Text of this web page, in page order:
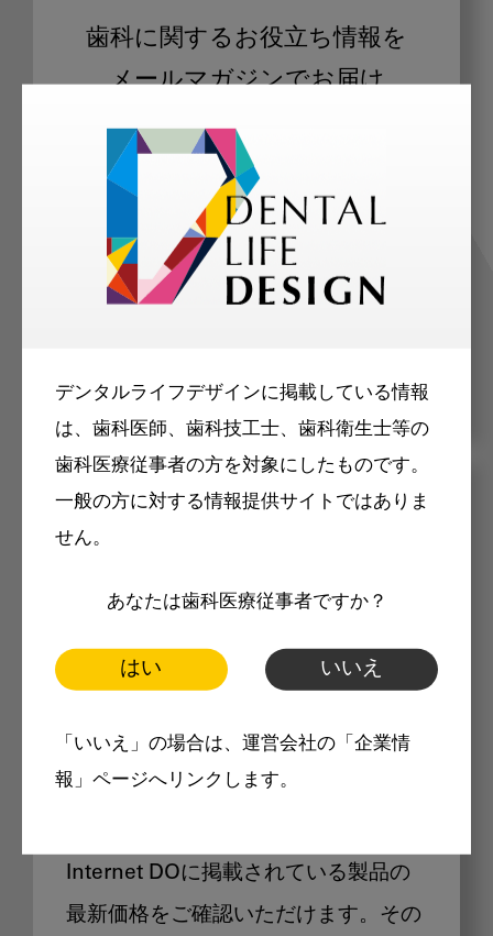
デンタルライフデザインに掲載している情報
は、歯科医師、歯科技工士、歯科衛生士等の
歯科医療従事者の方を対象にしたものです。
一般の方に対する情報提供サイトではありま
せん。
あなたは歯科医療従事者ですか？
はい いいえ
「いいえ」の場合は、運営会社の「企業情
報」ページへリンクします。
歯科に関するお役立ち情報を
メールマガジンでお届け
ご登録いただいた職種（歯科医師、歯
科衛生士、歯科技工士）に合わせた内
容のメールマガジンをお届けします。
メリット
製品価格も閲覧可能
Internet DOに掲載されている製品の
最新価格をご確認いただけます。その